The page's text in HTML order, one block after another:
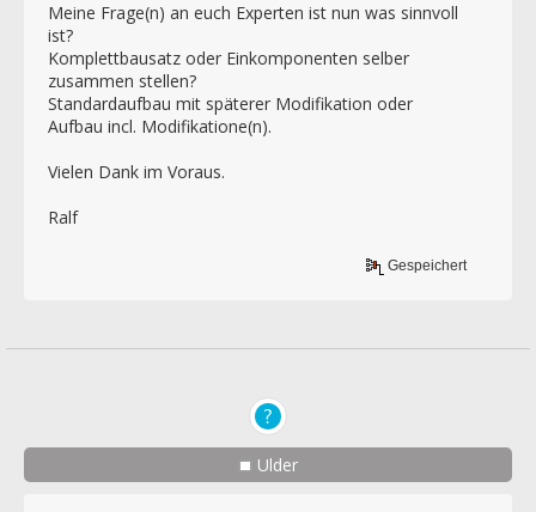
Meine Frage(n) an euch Experten ist nun was sinnvoll
ist?
Komplettbausatz oder Einkomponenten selber
zusammen stellen?
Standardaufbau mit späterer Modifikation oder
Aufbau incl. Modifikatione(n).
Vielen Dank im Voraus.
Ralf
Gespeichert
Ulder